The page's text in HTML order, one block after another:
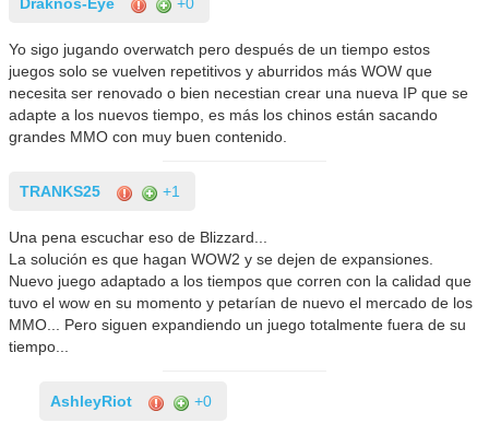
Draknos-Eye +0
Yo sigo jugando overwatch pero después de un tiempo estos
juegos solo se vuelven repetitivos y aburridos más WOW que
necesita ser renovado o bien necestian crear una nueva IP que se
adapte a los nuevos tiempo, es más los chinos están sacando
grandes MMO con muy buen contenido.
TRANKS25 +1
Una pena escuchar eso de Blizzard...
La solución es que hagan WOW2 y se dejen de expansiones.
Nuevo juego adaptado a los tiempos que corren con la calidad que
tuvo el wow en su momento y petarían de nuevo el mercado de los
MMO... Pero siguen expandiendo un juego totalmente fuera de su
tiempo...
AshleyRiot +0